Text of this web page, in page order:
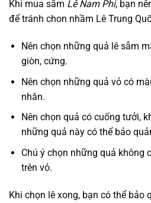
Khi mua sắm Lê Nam Phi, bạn
để tránh chon nhầm Lê Trung
Nên chọn những quả lê sẫm
giòn, cứng.
Nên chọn những quả vỏ có
nhăn.
Nên chọn quả có cuống tưởi,
những quả này có thể bảo
Chú ý chọn những quả không
trên vỏ.
Khi chọn lê xong, bạn có thể bảo